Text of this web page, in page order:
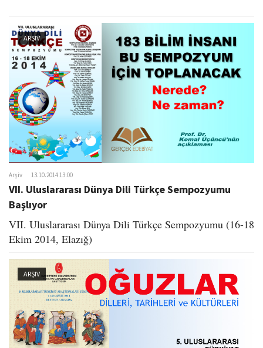
ARŞIV
Arşiv 13.10.2014 13:00
VII. Uluslararası Dünya Dili Türkçe Sempozyumu
Başlıyor
VII. Uluslararası Dünya Dili Türkçe Sempozyumu (16-18
Ekim 2014, Elazığ)
ARŞIV